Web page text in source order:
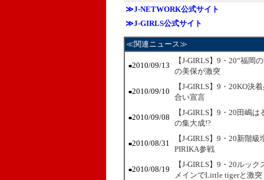
≫J-NETWORK公式サイト
≫J-GIRLS公式サイト
≪関連ニュース≫
■2010/09/13
【J-GIRLS】9・20“福岡
の美保が激突
■2010/09/10
【J-GIRLS】9・20KO決
合い宣言
■2010/09/08
【J-GIRLS】9・20田嶋
の集大成!?
■2010/08/31
【J-GIRLS】9・20新階
PIRIKA参戦
■2010/08/19
【J-GIRLS】9・20ルッ
メインでLittle tigerと激突